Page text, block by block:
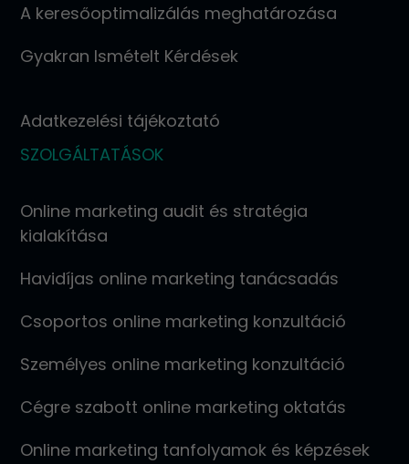
A keresőoptimalizálás meghatározása
Gyakran Ismételt Kérdések
Adatkezelési tájékoztató
SZOLGÁLTATÁSOK
Online marketing audit és stratégia
kialakítása
Havidíjas online marketing tanácsadás
Csoportos online marketing konzultáció
Személyes online marketing konzultáció
Cégre szabott online marketing oktatás
Online marketing tanfolyamok és képzések